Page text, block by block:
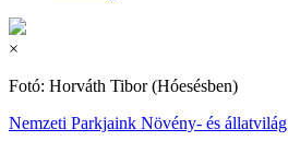
×
Fotó: Horváth Tibor (Hóesésben)
Nemzeti Parkjaink Növény- és állatvilág